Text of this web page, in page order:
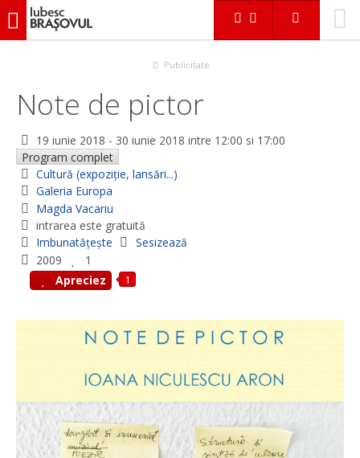
iubescbraşovul.ro
Cultură (expoziție, lansări...)
Note de pictor
Publicitate
Note de pictor
19 iunie 2018 - 30 iunie 2018 intre 12:00 si 17:00
Program complet
Cultură (expoziție, lansări...)
Galeria Europa
Magda Vacariu
intrarea este gratuită
Imbunatățește
Sesizează
2009
1
Apreciez
1